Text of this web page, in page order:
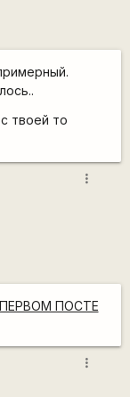
твоей то
more_vert
ПОСТЕ
more_vert